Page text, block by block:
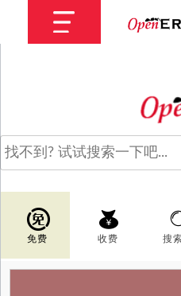
免费 收费 搜